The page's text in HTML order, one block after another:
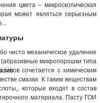
цвета – микроскопическая
может являться серьезным
чисто механическое удаление
микропорошки типа
ов сочетается с химическим
смазки. К таким веществам
которые входят в состав
материала. Пасту ГОИ